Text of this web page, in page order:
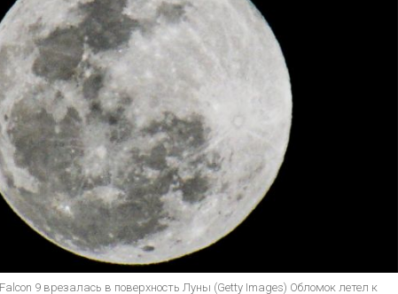
9 врезалась в поверхность Луны (Getty Images) Обломок летел к